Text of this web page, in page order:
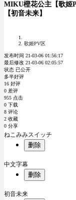
MIKU橙花公主【歌姬
【初音未来】
歌姬PV区
发布时间 21-03-06 01:56:17
最后修改 21-03-06 02:05:57
状态 已公开
多半好评
16 好评
0 差评
955 点击
0 下载
8 评论
2 收藏
0 分享
ねこみみスイッチ
删除
中文字幕
删除
初音未来